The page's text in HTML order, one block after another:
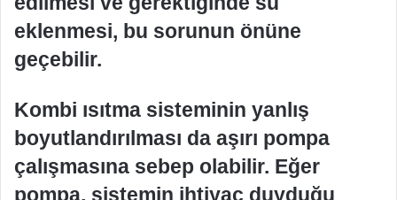
eklenmesi, bu sorunun önüne
geçebilir.
Kombi ısıtma sisteminin yanlış
boyutlandırılması da aşırı pompa
çalışmasına sebep olabilir. Eğer
pompa, sistemin ihtiyaç duyduğu